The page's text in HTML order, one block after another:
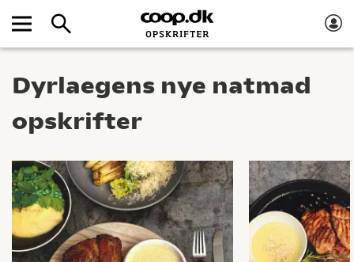
Dyrlaegens nye natmad
opskrifter